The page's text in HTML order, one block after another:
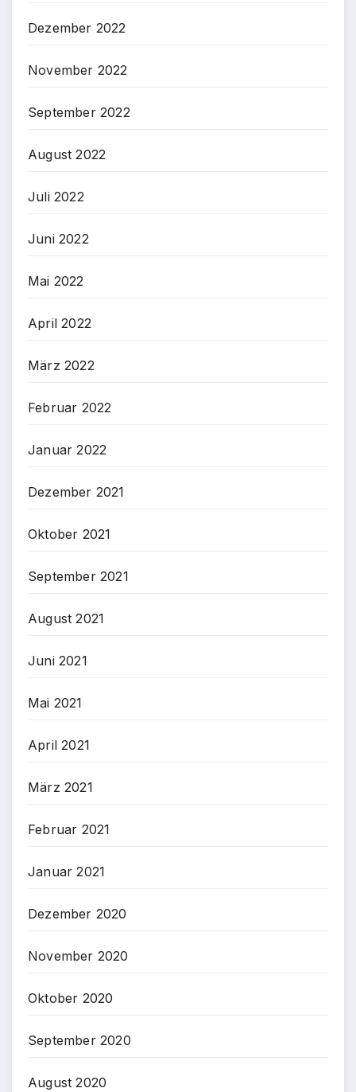
Dezember 2022
November 2022
September 2022
August 2022
Juli 2022
Juni 2022
Mai 2022
April 2022
März 2022
Februar 2022
Januar 2022
Dezember 2021
Oktober 2021
September 2021
August 2021
Juni 2021
Mai 2021
April 2021
März 2021
Februar 2021
Januar 2021
Dezember 2020
November 2020
Oktober 2020
September 2020
August 2020